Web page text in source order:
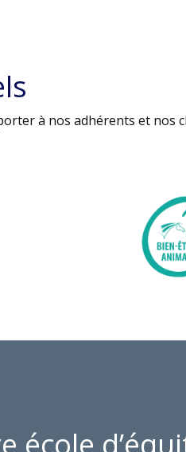
à nos adhérents et nos